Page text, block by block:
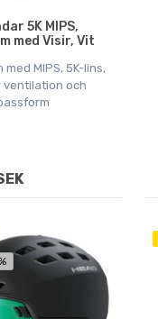
5K MIPS,
med Visir, Vit
med MIPS, 5K-lins,
ventilation och